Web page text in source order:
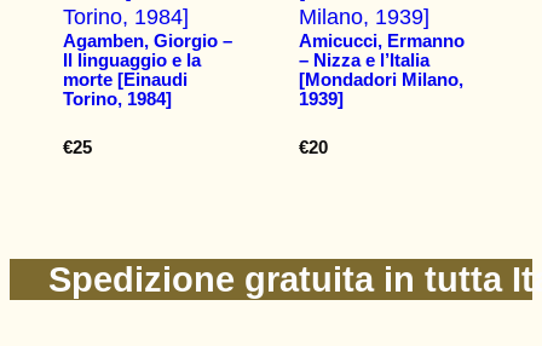
Agamben, Giorgio –
Il linguaggio e la
morte [Einaudi
Torino, 1984]
€25
Amicucci, Ermanno
– Nizza e l’Italia
[Mondadori Milano,
1939]
€20
Spedizione gratuita in tutta